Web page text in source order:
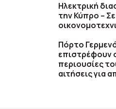
Ηλεκτρική
την Κύπρο –
Πόρτο
επιστρέφουν
περιουσίες
αιτήσεις για